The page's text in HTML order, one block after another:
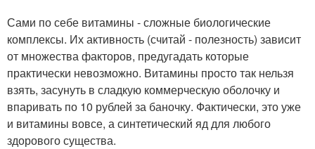
Сами по себе витамины - сложные биологические
комплексы. Их активность (считай - полезность) зависит
от множества факторов, предугадать которые
практически невозможно. Витамины просто так нельзя
взять, засунуть в сладкую коммерческую оболочку и
впаривать по 10 рублей за баночку. Фактически, это уже
и витамины вовсе, а синтетический яд для любого
здорового существа.